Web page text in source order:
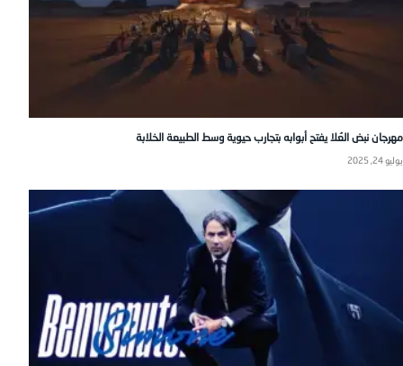
مهرجان نبض العُلا يفتح أبوابه بتجارب حيوية وسط الطبيعة الخلابة
يوليو 24, 2025